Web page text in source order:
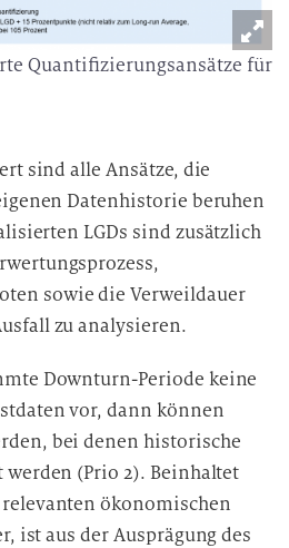
Quantifizierungsansätze für
sind alle Ansätze, die
Datenhistorie beruhen
LGDs sind zusätzlich
sowie die Verweildauer
zu analysieren.
Downturn-Periode keine
vor, dann können
bei denen historische
werden (Prio 2). Beinhaltet
ökonomischen
ist aus der Ausprägung des